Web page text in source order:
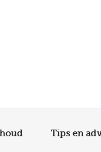
Tips en